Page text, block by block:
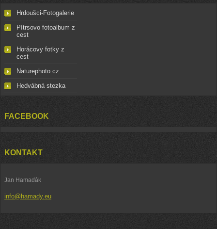
Hrdoušci-Fotogalerie
Pítrsovo fotoalbum z
cest
Horácovy fotky z
cest
Naturephoto.cz
Hedvábná stezka
FACEBOOK
KONTAKT
Jan Hamaďák
info@hamady.eu